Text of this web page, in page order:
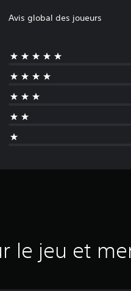
Avis global des joueurs
le jeu et